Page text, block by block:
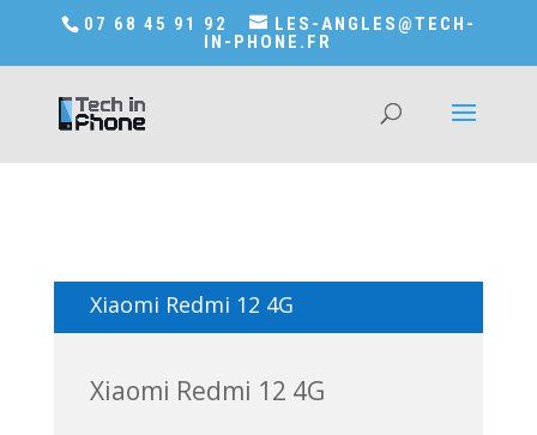
Accédez a Shop-in-tech-in-phone
07 68 45 91 92
LES-ANGLES@TECH-
IN-PHONE.FR
Xiaomi Redmi 12 4G
Xiaomi Redmi 12 4G